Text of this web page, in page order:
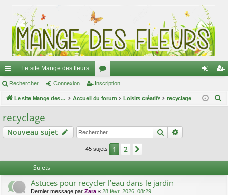
ac
co
ci
Le site Mange des fleurs
or
u
s
ne cri
Rechercher Connexion Inscription
Le site Mange des fleurs Accueil du forum Loisirs créatifs recyclage
h
recyclage
Nouveau sujet Rechercher
45 sujets 1 2
Sujets
Astuces pour recycler l’eau dans le jardin
Dernier message par Zara « 28 févr. 2026, 08:29